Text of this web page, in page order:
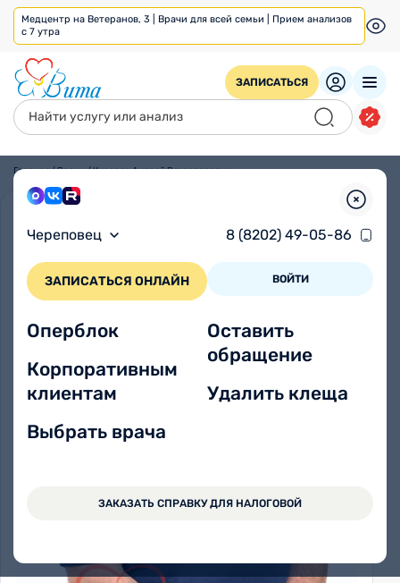
Медцентр на Ветеранов, 3 | Врачи для всей семьи | Прием анализов
с 7 утра
ЗАПИСАТЬСЯ
Череповец 8 (8202) 49-05-86
ЗАПИСАТЬСЯ ОНЛАЙН ВОЙТИ
Оперблок
Корпоративным
клиентам
Выбрать врача
Оставить
обращение
Удалить клеща
ЗАКАЗАТЬ СПРАВКУ ДЛЯ НАЛОГОВОЙ
Главная/Врачи/Киселев Андрей Вячеславович